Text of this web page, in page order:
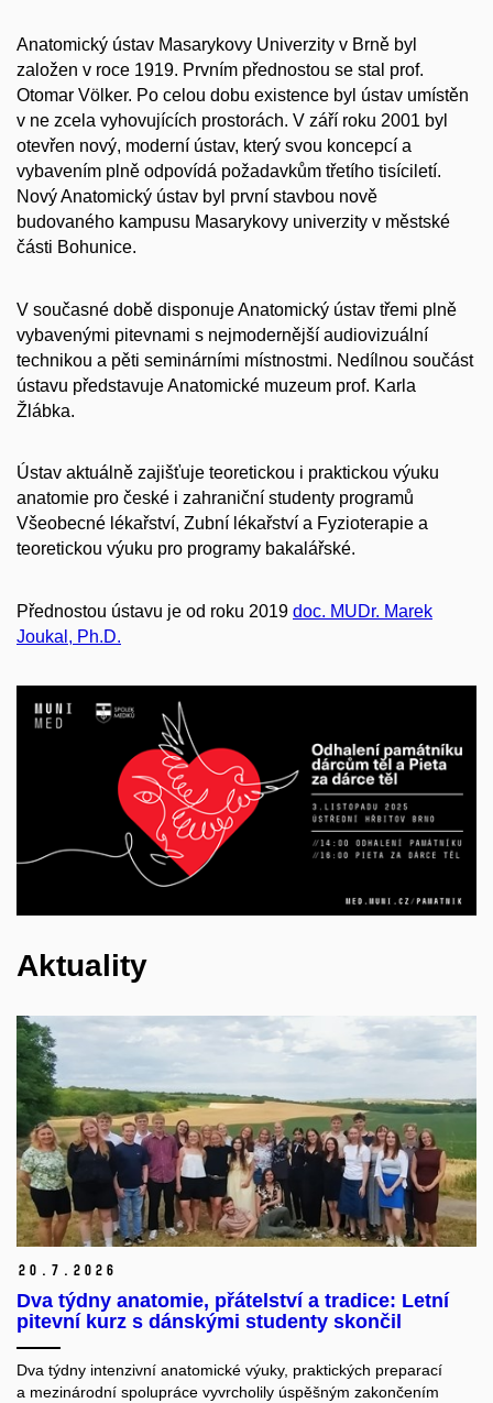
Anatomický ústav Masarykovy Univerzity v Brně byl
založen v roce 1919. Prvním přednostou se stal prof.
Otomar Völker. Po celou dobu existence byl ústav umístěn
v ne zcela vyhovujících prostorách. V září roku 2001 byl
otevřen nový, moderní ústav, který svou koncepcí a
vybavením plně odpovídá požadavkům třetího tisíciletí.
Nový Anatomický ústav byl první stavbou nově
budovaného kampusu Masarykovy univerzity v městské
části Bohunice.
V současné době disponuje Anatomický ústav třemi plně
vybavenými pitevnami s nejmodernější audiovizuální
technikou a pěti seminárními místnostmi. Nedílnou součást
ústavu představuje Anatomické muzeum prof. Karla
Žlábka.
Ústav aktuálně zajišťuje teoretickou i praktickou výuku
anatomie pro české i zahraniční studenty programů
Všeobecné lékařství, Zubní lékařství a Fyzioterapie a
teoretickou výuku pro programy bakalářské.
Přednostou ústavu je od roku 2019 doc. MUDr. Marek
Joukal, Ph.D.
Aktuality
20. 7. 2026
Dva týdny anatomie, přátelství a tradice: Letní
pitevní kurz s dánskými studenty skončil
Dva týdny intenzivní anatomické výuky, praktických preparací
a mezinárodní spolupráce vyvrcholily úspěšným zakončením